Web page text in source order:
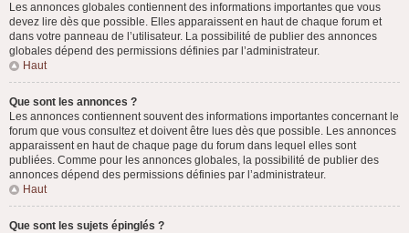
Les annonces globales contiennent des informations importantes que vous
devez lire dès que possible. Elles apparaissent en haut de chaque forum et
dans votre panneau de l’utilisateur. La possibilité de publier des annonces
globales dépend des permissions définies par l’administrateur.
Haut
Que sont les annonces ?
Les annonces contiennent souvent des informations importantes concernant le
forum que vous consultez et doivent être lues dès que possible. Les annonces
apparaissent en haut de chaque page du forum dans lequel elles sont
publiées. Comme pour les annonces globales, la possibilité de publier des
annonces dépend des permissions définies par l’administrateur.
Haut
Que sont les sujets épinglés ?